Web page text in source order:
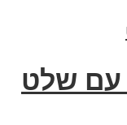
עם שלט